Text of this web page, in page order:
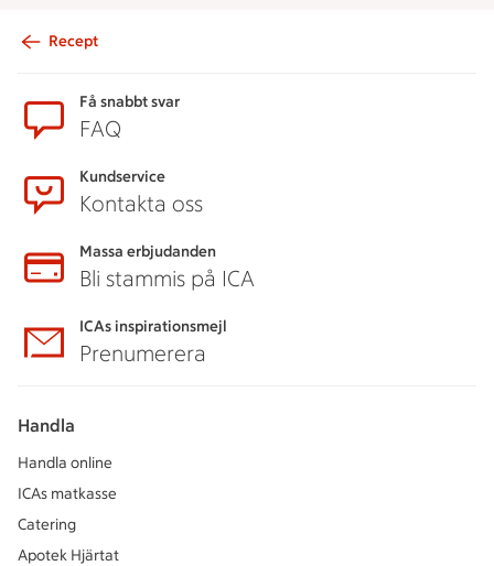
Recept
Få snabbt svar
FAQ
Kundservice
Kontakta oss
Massa erbjudanden
Bli stammis på ICA
ICAs inspirationsmejl
Prenumerera
Handla
Handla online
ICAs matkasse
Catering
Apotek Hjärtat